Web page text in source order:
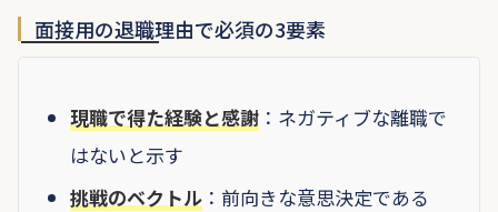
面接用の退職理由で必須の3要素
現職で得た経験と感謝：ネガティブな離職で
はないと示す
挑戦のベクトル：前向きな意思決定である